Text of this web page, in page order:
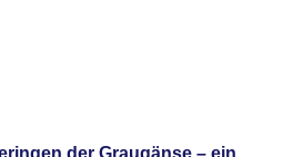
der Graugänse – ein